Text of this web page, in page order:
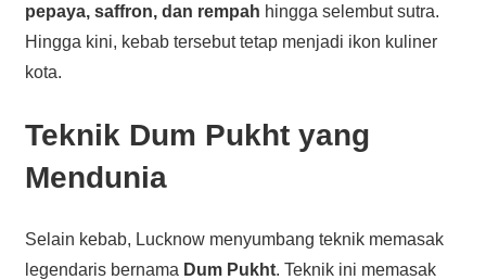
pepaya, saffron, dan rempah hingga selembut sutra.
Hingga kini, kebab tersebut tetap menjadi ikon kuliner
kota.
Teknik Dum Pukht yang
Mendunia
Selain kebab, Lucknow menyumbang teknik memasak
legendaris bernama Dum Pukht. Teknik ini memasak